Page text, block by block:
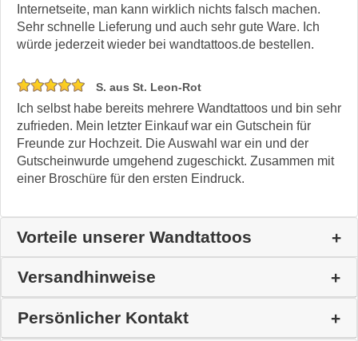
Internetseite, man kann wirklich nichts falsch machen.
Sehr schnelle Lieferung und auch sehr gute Ware. Ich
würde jederzeit wieder bei wandtattoos.de bestellen.
S. aus St. Leon-Rot
Ich selbst habe bereits mehrere Wandtattoos und bin sehr
zufrieden. Mein letzter Einkauf war ein Gutschein für
Freunde zur Hochzeit. Die Auswahl war ein und der
Gutscheinwurde umgehend zugeschickt. Zusammen mit
einer Broschüre für den ersten Eindruck.
Vorteile unserer Wandtattoos
Versandhinweise
Persönlicher Kontakt